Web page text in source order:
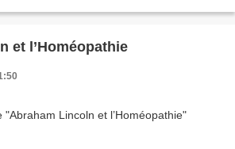
et l’Homéopathie